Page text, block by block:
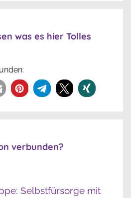
was es hier Tolles
verbunden?
Selbstfürsorge mit